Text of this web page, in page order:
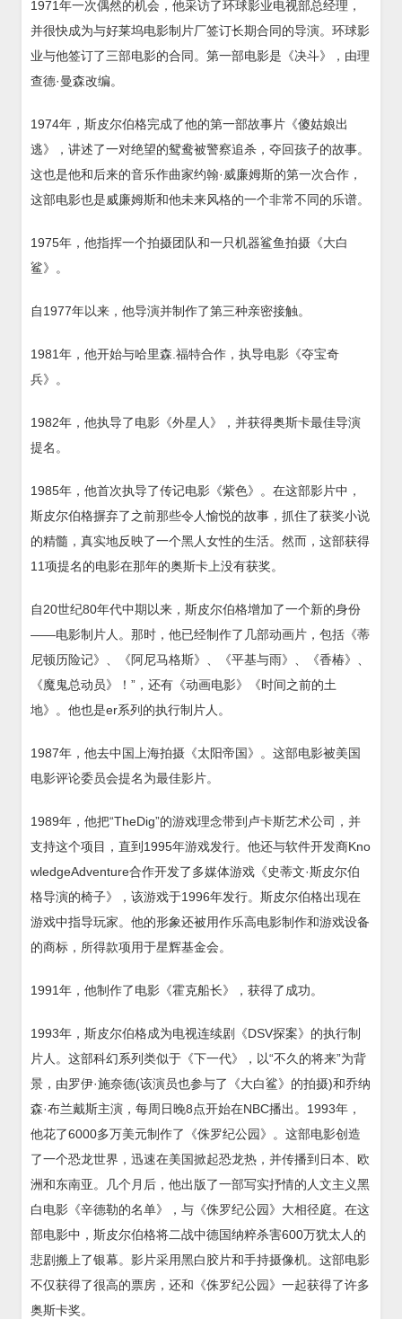
1971年一次偶然的机会，他采访了环球影业电视部总经理，
并很快成为与好莱坞电影制片厂签订长期合同的导演。环球影
业与他签订了三部电影的合同。第一部电影是《决斗》，由理
查德·曼森改编。
1974年，斯皮尔伯格完成了他的第一部故事片《傻姑娘出
逃》，讲述了一对绝望的鸳鸯被警察追杀，夺回孩子的故事。
这也是他和后来的音乐作曲家约翰·威廉姆斯的第一次合作，
这部电影也是威廉姆斯和他未来风格的一个非常不同的乐谱。
1975年，他指挥一个拍摄团队和一只机器鲨鱼拍摄《大白
鲨》。
自1977年以来，他导演并制作了第三种亲密接触。
1981年，他开始与哈里森.福特合作，执导电影《夺宝奇
兵》。
1982年，他执导了电影《外星人》，并获得奥斯卡最佳导演
提名。
1985年，他首次执导了传记电影《紫色》。在这部影片中，
斯皮尔伯格摒弃了之前那些令人愉悦的故事，抓住了获奖小说
的精髓，真实地反映了一个黑人女性的生活。然而，这部获得
11项提名的电影在那年的奥斯卡上没有获奖。
自20世纪80年代中期以来，斯皮尔伯格增加了一个新的身份
——电影制片人。那时，他已经制作了几部动画片，包括《蒂
尼顿历险记》、《阿尼马格斯》、《平基与雨》、《香椿》、
《魔鬼总动员》！”，还有《动画电影》《时间之前的土
地》。他也是er系列的执行制片人。
1987年，他去中国上海拍摄《太阳帝国》。这部电影被美国
电影评论委员会提名为最佳影片。
1989年，他把“TheDig”的游戏理念带到卢卡斯艺术公司，并
支持这个项目，直到1995年游戏发行。他还与软件开发商Kno
wledgeAdventure合作开发了多媒体游戏《史蒂文·斯皮尔伯
格导演的椅子》，该游戏于1996年发行。斯皮尔伯格出现在
游戏中指导玩家。他的形象还被用作乐高电影制作和游戏设备
的商标，所得款项用于星辉基金会。
1991年，他制作了电影《霍克船长》，获得了成功。
1993年，斯皮尔伯格成为电视连续剧《DSV探案》的执行制
片人。这部科幻系列类似于《下一代》，以“不久的将来”为背
景，由罗伊·施奈德(该演员也参与了《大白鲨》的拍摄)和乔纳
森·布兰戴斯主演，每周日晚8点开始在NBC播出。1993年，
他花了6000多万美元制作了《侏罗纪公园》。这部电影创造
了一个恐龙世界，迅速在美国掀起恐龙热，并传播到日本、欧
洲和东南亚。几个月后，他出版了一部写实抒情的人文主义黑
白电影《辛德勒的名单》，与《侏罗纪公园》大相径庭。在这
部电影中，斯皮尔伯格将二战中德国纳粹杀害600万犹太人的
悲剧搬上了银幕。影片采用黑白胶片和手持摄像机。这部电影
不仅获得了很高的票房，还和《侏罗纪公园》一起获得了许多
奥斯卡奖。